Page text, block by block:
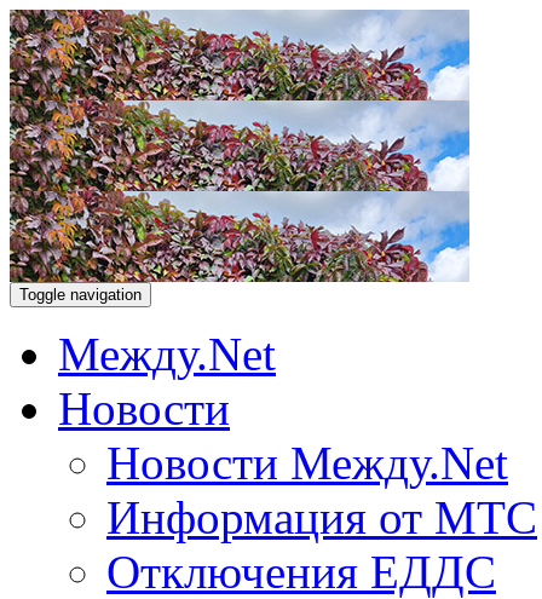
Toggle navigation
Между.Net
Новости
Новости Между.Net
Информация от МТС
Отключения ЕДДС